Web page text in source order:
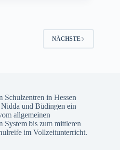
NÄCHSTE
Schulzentren in Hessen
und Büdingen ein
allgemeinen
System bis zum mittleren
im Vollzeitunterricht.